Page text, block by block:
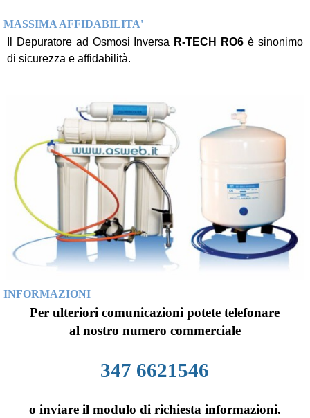
MASSIMA AFFIDABILITA'
Il Depuratore ad Osmosi Inversa R-TECH RO6 è sinonimo
di sicurezza e affidabilità.
INFORMAZIONI
Per ulteriori comunicazioni potete telefonare
al nostro numero commerciale
347 6621546
o inviare il modulo di richiesta informazioni.